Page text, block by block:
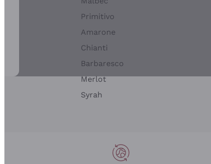
Primitivo
Amarone
Chianti
Barbaresco
Merlot
Syrah